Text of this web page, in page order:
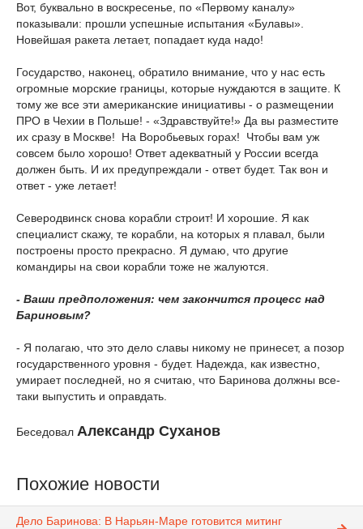
Вот, буквально в воскресенье, по «Первому каналу»
показывали: прошли успешные испытания «Булавы».
Новейшая ракета летает, попадает куда надо!
Государство, наконец, обратило внимание, что у нас есть
огромные морские границы, которые нуждаются в защите. К
тому же все эти американские инициативы - о размещении
ПРО в Чехии в Польше! - «Здравствуйте!» Да вы разместите
их сразу в Москве! На Воробьевых горах! Чтобы вам уж
совсем было хорошо! Ответ адекватный у России всегда
должен быть. И их предупреждали - ответ будет. Так вон и
ответ - уже летает!
Северодвинск снова корабли строит! И хорошие. Я как
специалист скажу, те корабли, на которых я плавал, были
построены просто прекрасно. Я думаю, что другие
командиры на свои корабли тоже не жалуются.
- Ваши предположения: чем закончится процесс над
Бариновым?
- Я полагаю, что это дело славы никому не принесет, а позор
государственного уровня - будет. Надежда, как известно,
умирает последней, но я считаю, что Баринова должны все-
таки выпустить и оправдать.
Беседовал Александр Суханов
Похожие новости
Дело Баринова: В Нарьян-Маре готовится митинг